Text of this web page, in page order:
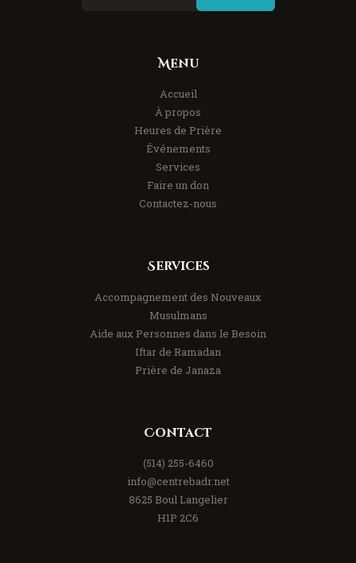
Menu
Accueil
À propos
Heures de Prière
Événements
Services
Faire un don
Contactez-nous
Services
Accompagnement des Nouveaux
Musulmans
Aide aux Personnes dans le Besoin
Iftar de Ramadan
Prière de Janaza
Contact
(514) 255-6460
info@centrebadr.net
8625 Boul Langelier
H1P 2C6